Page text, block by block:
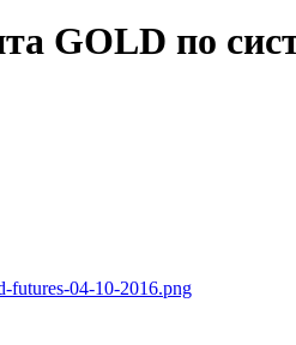
GOLD по